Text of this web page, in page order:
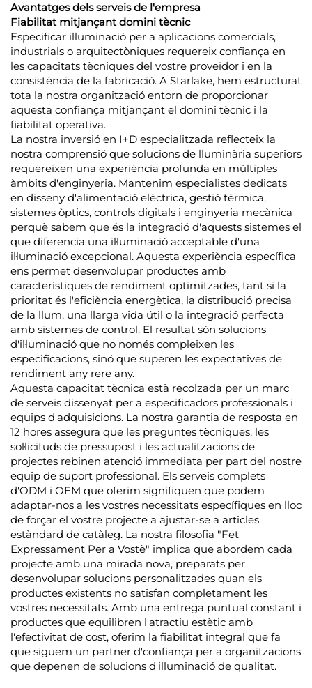
Avantatges dels serveis de l'empresa
Fiabilitat mitjançant domini tècnic
Especificar il·luminació per a aplicacions comercials,
industrials o arquitectòniques requereix confiança en
les capacitats tècniques del vostre proveïdor i en la
consistència de la fabricació. A Starlake, hem estructurat
tota la nostra organització entorn de proporcionar
aquesta confiança mitjançant el domini tècnic i la
fiabilitat operativa.
La nostra inversió en I+D especialitzada reflecteix la
nostra comprensió que solucions de lluminària superiors
requereixen una experiència profunda en múltiples
àmbits d'enginyeria. Mantenim especialistes dedicats
en disseny d'alimentació elèctrica, gestió tèrmica,
sistemes òptics, controls digitals i enginyeria mecànica
perquè sabem que és la integració d'aquests sistemes el
que diferencia una il·luminació acceptable d'una
il·luminació excepcional. Aquesta experiència específica
ens permet desenvolupar productes amb
característiques de rendiment optimitzades, tant si la
prioritat és l'eficiència energètica, la distribució precisa
de la llum, una llarga vida útil o la integració perfecta
amb sistemes de control. El resultat són solucions
d'il·luminació que no només compleixen les
especificacions, sinó que superen les expectatives de
rendiment any rere any.
Aquesta capacitat tècnica està recolzada per un marc
de serveis dissenyat per a especificadors professionals i
equips d'adquisicions. La nostra garantia de resposta en
12 hores assegura que les preguntes tècniques, les
sol·licituds de pressupost i les actualitzacions de
projectes rebinen atenció immediata per part del nostre
equip de suport professional. Els serveis complets
d'ODM i OEM que oferim signifiquen que podem
adaptar-nos a les vostres necessitats específiques en lloc
de forçar el vostre projecte a ajustar-se a articles
estàndard de catàleg. La nostra filosofia "Fet
Expressament Per a Vostè" implica que abordem cada
projecte amb una mirada nova, preparats per
desenvolupar solucions personalitzades quan els
productes existents no satisfan completament les
vostres necessitats. Amb una entrega puntual constant i
productes que equilibren l'atractiu estètic amb
l'efectivitat de cost, oferim la fiabilitat integral que fa
que siguem un partner d'confiança per a organitzacions
que depenen de solucions d'il·luminació de qualitat.